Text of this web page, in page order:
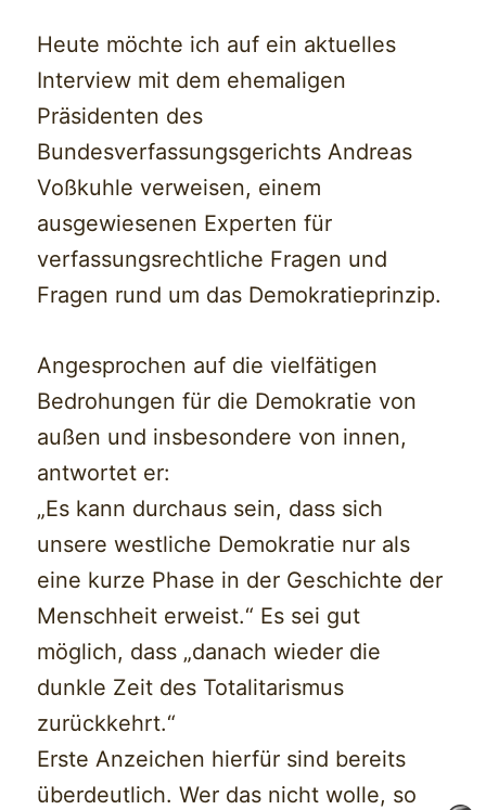
Heute möchte ich auf ein aktuelles
Interview mit dem ehemaligen
Präsidenten des
Bundesverfassungsgerichts Andreas
Voßkuhle verweisen, einem
ausgewiesenen Experten für
verfassungsrechtliche Fragen und
Fragen rund um das Demokratieprinzip.
Angesprochen auf die vielfätigen
Bedrohungen für die Demokratie von
außen und insbesondere von innen,
antwortet er:
„Es kann durchaus sein, dass sich
unsere westliche Demokratie nur als
eine kurze Phase in der Geschichte der
Menschheit erweist.“ Es sei gut
möglich, dass „danach wieder die
dunkle Zeit des Totalitarismus
zurückkehrt.“
Erste Anzeichen hierfür sind bereits
überdeutlich. Wer das nicht wolle, so